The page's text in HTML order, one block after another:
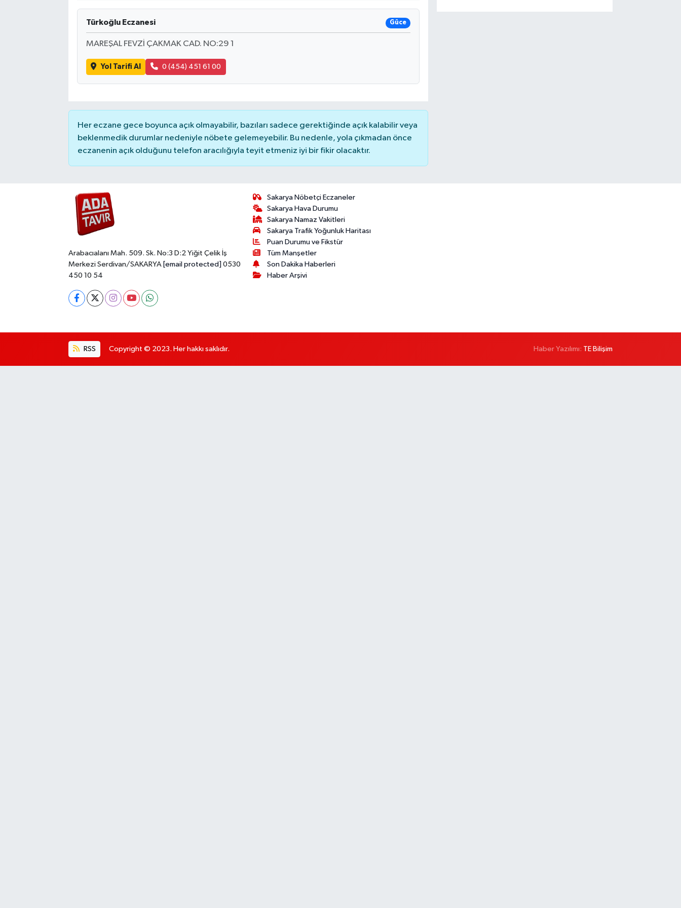
Türkoğlu Eczanesi Güce
MAREŞAL FEVZİ ÇAKMAK CAD. NO:29 1
Yol Tarifi Al 0 (454) 451 61 00
Her eczane gece boyunca açık olmayabilir, bazıları sadece gerektiğinde açık kalabilir veya
beklenmedik durumlar nedeniyle nöbete gelemeyebilir. Bu nedenle, yola çıkmadan önce
eczanenin açık olduğunu telefon aracılığıyla teyit etmeniz iyi bir fikir olacaktır.
Arabacıalanı Mah. 509. Sk. No:3 D:2 Yiğit Çelik İş
Merkezi Serdivan/SAKARYA [email protected] 0530
450 10 54
Sakarya Nöbetçi Eczaneler
Sakarya Hava Durumu
Sakarya Namaz Vakitleri
Sakarya Trafik Yoğunluk Haritası
Puan Durumu ve Fikstür
Tüm Manşetler
Son Dakika Haberleri
Haber Arşivi
RSS Copyright © 2023. Her hakkı saklıdır. Haber Yazılımı: TE Bilişim